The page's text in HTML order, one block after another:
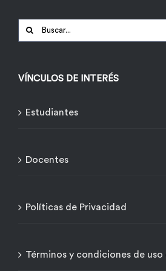
Buscar:
VÍNCULOS DE INTERÉS
Estudiantes
Docentes
Políticas de Privacidad
Términos y condiciones de